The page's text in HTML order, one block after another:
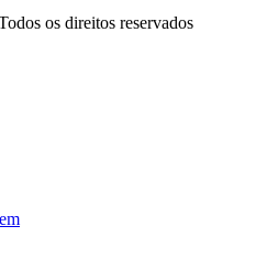
os direitos reservados